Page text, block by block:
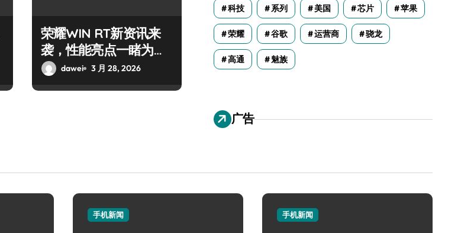
荣耀WIN RT新资讯来
袭，性能亮点一睹为
快！dawei 3 月 28, 2026
科技 系列 美国 芯片 苹果
荣耀 谷歌 运营商 骁龙
高通 魅族
广告
手机新闻 手机新闻